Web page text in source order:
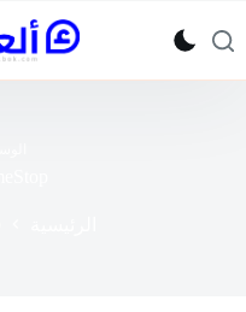
إلى
المحتوى